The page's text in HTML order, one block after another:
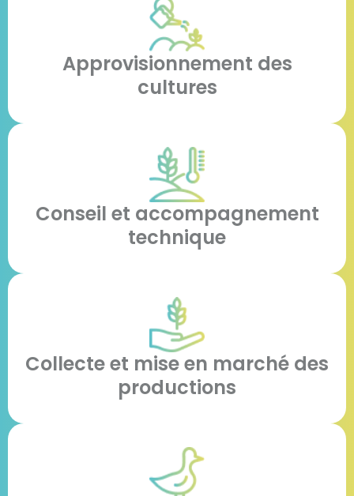
Approvisionnement des
cultures
Conseil et accompagnement
technique
Collecte et mise en marché des
productions